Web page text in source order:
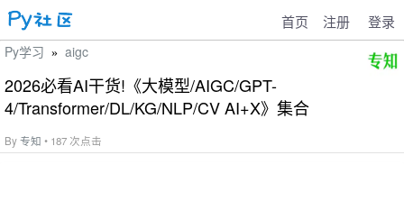
首页 注册 登录
Py学习 » aigc
2026必看AI干货!《大模型/AIGC/GPT-
4/Transformer/DL/KG/NLP/CV AI+X》集合
By专知 • 187 次点击